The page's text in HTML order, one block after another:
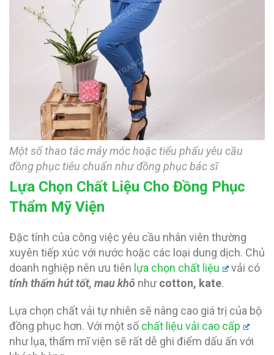
Một số thao tác máy móc hoặc tiểu phẩu yêu cầu
đồng phục tiêu chuẩn như đồng phục bác sĩ
Lựa Chọn Chất Liệu Cho Đồng Phục
Thẩm Mỹ Viện
Đặc tính của công việc yêu cầu nhân viên thường
xuyên tiếp xúc với nước hoặc các loại dung dịch. Chủ
doanh nghiệp nên ưu tiên lựa chọn chất liệu
vải có
tính thấm hút tốt, mau khô nhưcotton, kate.
Lựa chọn chất vải tự nhiên sẽ nâng cao giá trị của bộ
đồng phục hơn. Với một sốchất liệu vải cao cấp
như lụa, thẩm mĩ viện sẽ rất dễ ghi điểm dấu ấn với